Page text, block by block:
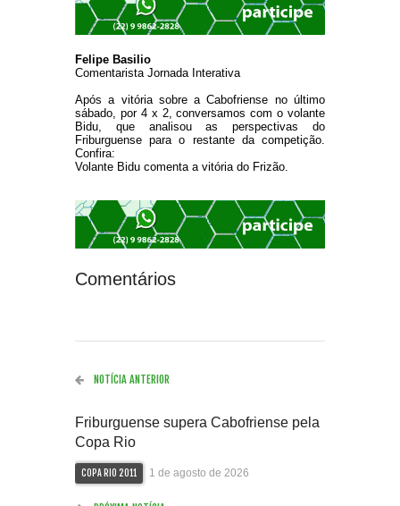
Felipe Basilio
Comentarista Jornada Interativa
Após a vitória sobre a Cabofriense no último
sábado, por 4 x 2, conversamos com o volante
Bidu, que analisou as perspectivas do
Friburguense para o restante da competição.
Confira:
Volante Bidu comenta a vitória do Frizão.
Comentários
NOTÍCIA ANTERIOR
Friburguense supera Cabofriense pela
Copa Rio
COPA RIO 2011 1 de agosto de 2026